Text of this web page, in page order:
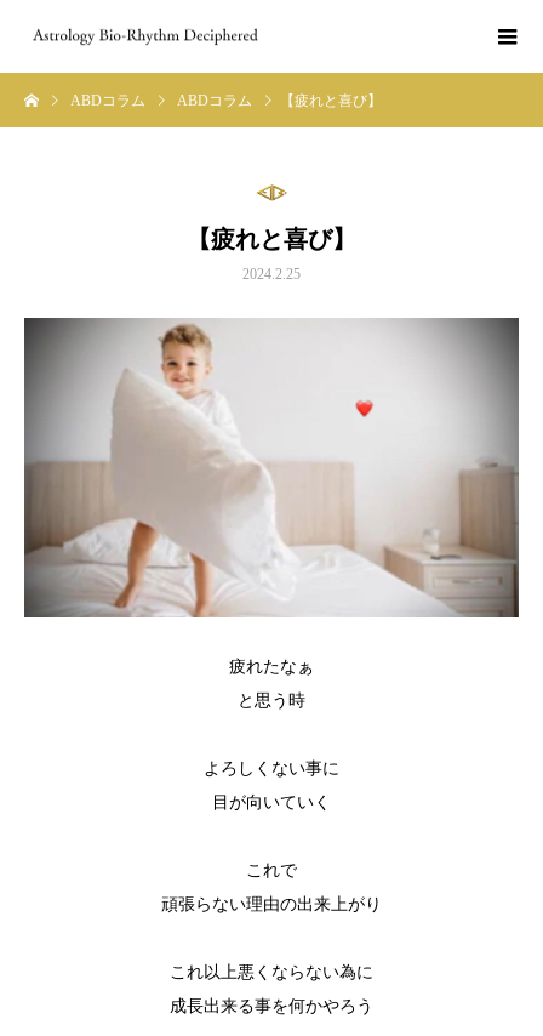
ABDコラム ABDコラム 【疲れと喜び】
【疲れと喜び】
2024.2.25
疲れたなぁ
と思う時
よろしくない事に
目が向いていく
これで
頑張らない理由の出来上がり
これ以上悪くならない為に
成長出来る事を何かやろう